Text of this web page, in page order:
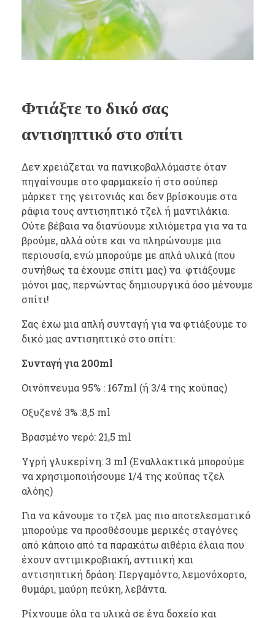
Φτιάξτε το δικό σας
αντισηπτικό στο σπίτι
Δεν χρειάζεται να πανικοβαλλόμαστε όταν
πηγαίνουμε στο φαρμακείο ή στο σούπερ
μάρκετ της γειτονιάς και δεν βρίσκουμε στα
ράφια τους αντισηπτικό τζελ ή μαντιλάκια.
Ούτε βέβαια να διανύουμε χιλιόμετρα για να τα
βρούμε, αλλά ούτε και να πληρώνουμε μια
περιουσία, ενώ μπορούμε με απλά υλικά (που
συνήθως τα έχουμε σπίτι μας) να φτιάξουμε
μόνοι μας, περνώντας δημιουργικά όσο μένουμε
σπίτι!
Σας έχω μια απλή συνταγή για να φτιάξουμε το
δικό μας αντισηπτικό στο σπίτι:
Συνταγή για 200ml
Οινόπνευμα 95% : 167ml (ή 3/4 της κούπας)
Οξυζενέ 3% :8,5 ml
Βρασμένο νερό: 21,5 ml
Υγρή γλυκερίνη: 3 ml (Εναλλακτικά μπορούμε
να χρησιμοποιήσουμε 1/4 της κούπας τζελ
αλόης)
Για να κάνουμε το τζελ μας πιο αποτελεσματικό
μπορούμε να προσθέσουμε μερικές σταγόνες
από κάποιο από τα παρακάτω αιθέρια έλαια που
έχουν αντιμικροβιακή, αντιιική και
αντισηπτική δράση: Περγαμόντο, λεμονόχορτο,
θυμάρι, μαύρη πεύκη, λεβάντα.
Ρίχνουμε όλα τα υλικά σε ένα δοχείο και